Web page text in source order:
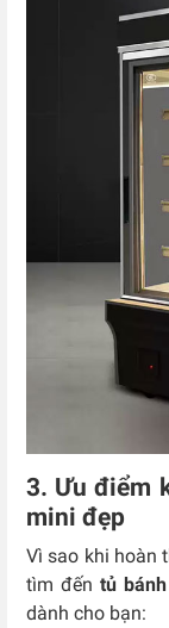
3. Ưu điểm
mini đẹp
Vì sao khi hoàn
tìm đến tủ
dành cho bạn: